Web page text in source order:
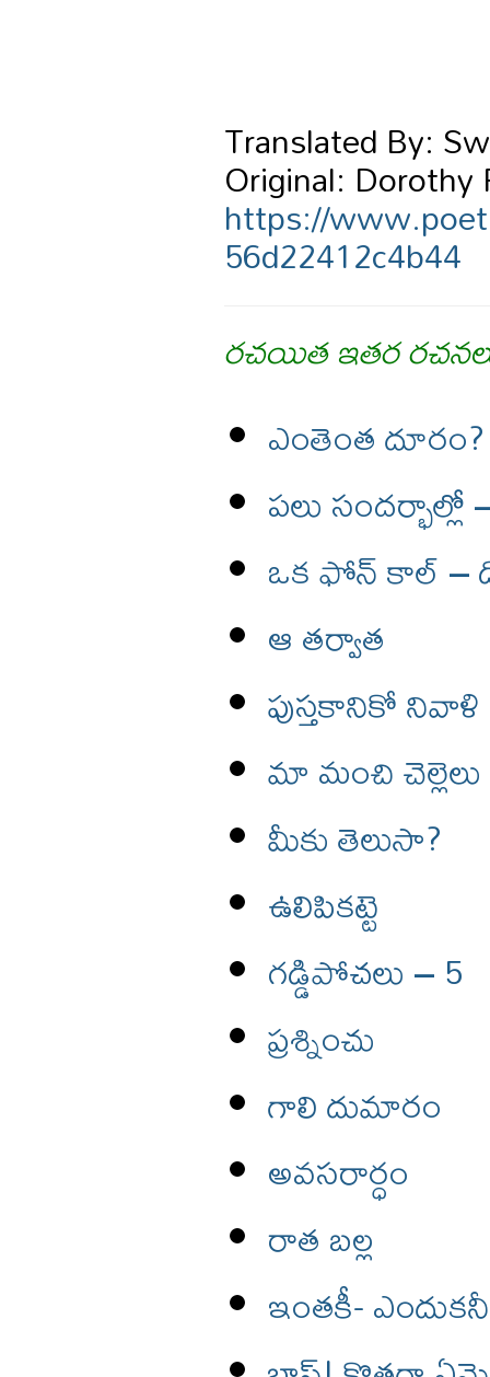
Translated By:
Original: Dorothy
https://
56d22412c4b44
రచయిత ఇతర
ఎంతెంత దూరం?
పలు సందర్భాల్లో
ఒక ఫోన్ కాల్ –
ఆ తర్వాత
పుస్తకానికో నివాళి
మా మంచి చెల్లెలు
మీకు తెలుసా?
ఉలిపికట్టె
గడ్డిపోచలు – 5
ప్రశ్నించు
గాలి దుమారం
అవసరార్ధం
రాత బల్ల
ఇంతకీ-